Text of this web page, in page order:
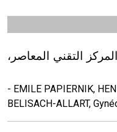
التقني المعاصر،
- EMILE PAPIERNIK,
BELISACH-ALLART,